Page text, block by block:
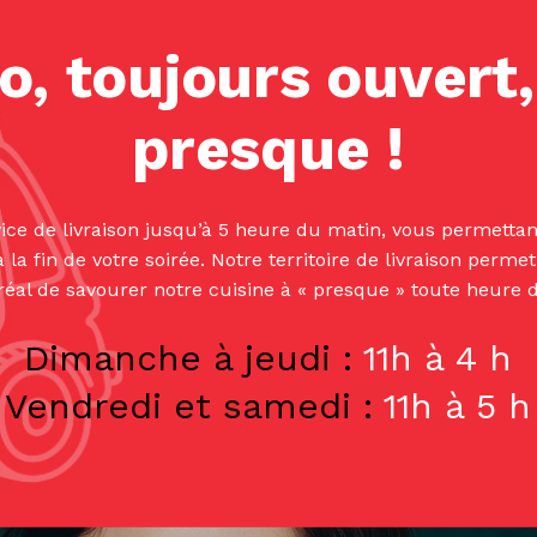
toujours
presque !
de livraison jusqu’à 5 heure du matin, vous
la fin de votre soirée. Notre territoire de livraison
de savourer notre cuisine à « presque » toute heure
Dimanche à jeudi : 11h à 4 h
Vendredi et samedi : 11h à 5 h